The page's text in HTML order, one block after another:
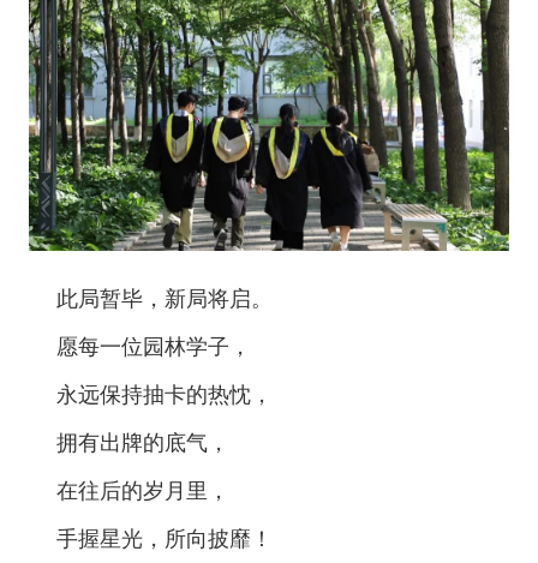
此局暂毕，新局将启。
愿每一位园林学子，
永远保持抽卡的热忱，
拥有出牌的底气，
在往后的岁月里，
手握星光，所向披靡！